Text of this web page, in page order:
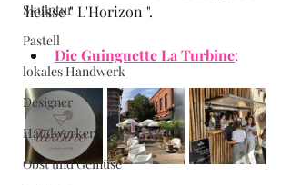
Skulptur
Pastell
lokales Handwerk
Designer
Handwerker
Obst und Gemüse
heisse " L'Horizon ".
Die Guinguette La Turbine: